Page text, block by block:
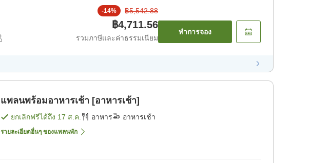
-14% ฿5,542.88
฿4,711.56
รวมภาษีและค่าธรรมเนียม
ทำการจอง
แพลนพร้อมอาหารเช้า [อาหารเช้า]
ยกเลิกฟรีได้ถึง 17 ส.ค. อาหาร อาหารเช้า
รายละเอียดอื่นๆ ของแพลนพัก